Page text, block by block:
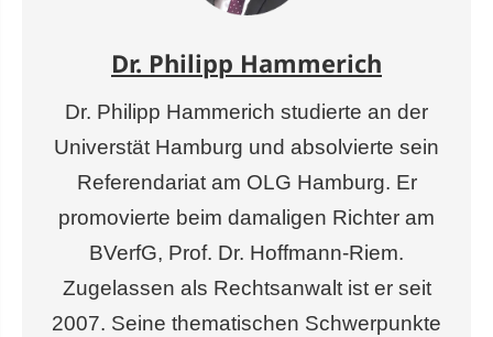
Dr. Philipp Hammerich
Dr. Philipp Hammerich studierte an der
Universtät Hamburg und absolvierte sein
Referendariat am OLG Hamburg. Er
promovierte beim damaligen Richter am
BVerfG, Prof. Dr. Hoffmann-Riem.
Zugelassen als Rechtsanwalt ist er seit
2007. Seine thematischen Schwerpunkte